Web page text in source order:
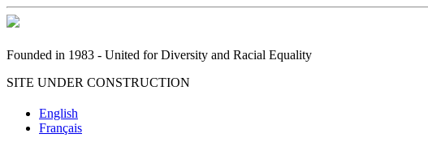
Founded in 1983 - United for Diversity and Racial Equality
SITE UNDER CONSTRUCTION
English
Français